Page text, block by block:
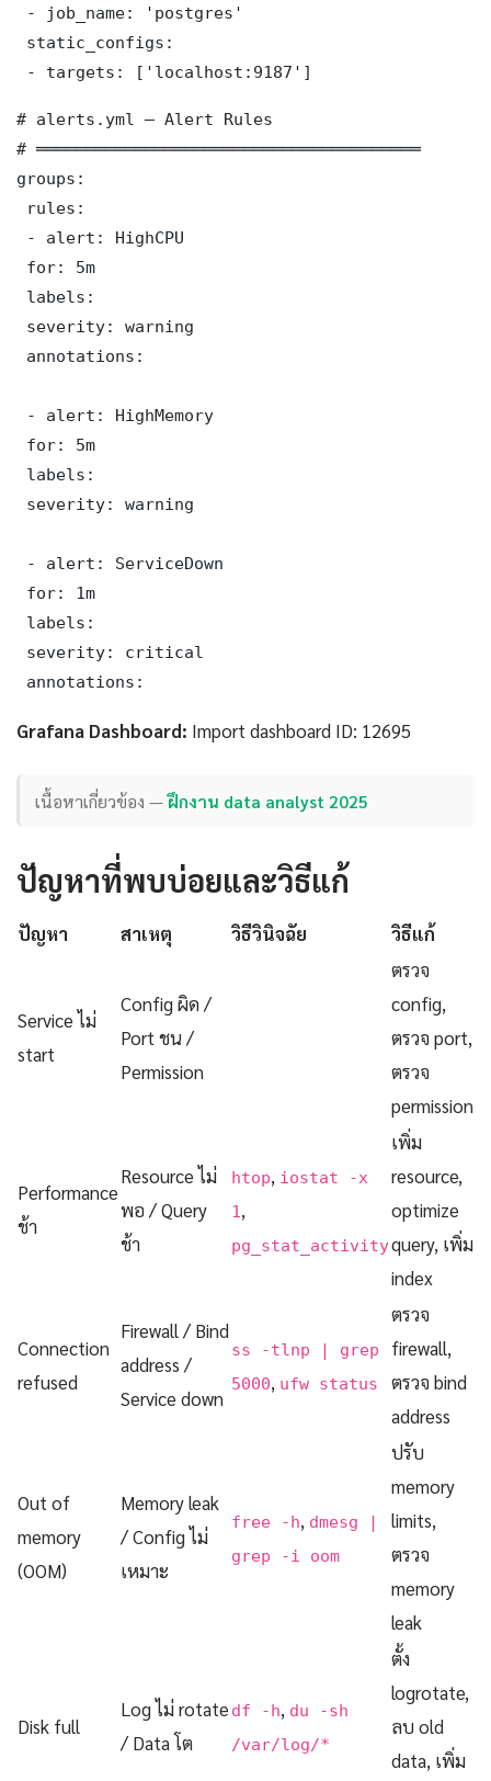
- job_name: 'postgres'
static_configs:
- targets: ['localhost:9187']
# alerts.yml — Alert Rules
# ═══════════════════════════════════════
groups:
rules:
- alert: HighCPU
for: 5m
labels:
severity: warning
annotations:
- alert: HighMemory
for: 5m
labels:
severity: warning
- alert: ServiceDown
for: 1m
labels:
severity: critical
annotations:
Grafana Dashboard: Import dashboard ID: 12695
เนื้อหาเกี่ยวข้อง —ฝึกงาน data analyst 2025
ปัญหาที่พบบ่อยและวิธีแก้
ปัญหา สาเหตุ วิธีวินิจฉัย วิธีแก้
Service ไม่
start
Config ผิด /
Port ชน /
Permission
ตรวจ
config,
ตรวจ port,
ตรวจ
permission
Performance
ช้า
Resource ไม่
พอ / Query
ช้า
htop, iostat -x
1 ,
pg_stat_activity
เพิ่ม
resource,
optimize
query, เพิ่ม
index
Connection
refused
Firewall / Bind
address /
Service down
ss -tlnp | grep
5000, ufw status
ตรวจ
firewall,
ตรวจ bind
address
Out of
memory
(OOM)
Memory leak
/ Config ไม่
เหมาะ
free -h, dmesg |
grep -i oom
ปรับ
memory
limits,
ตรวจ
memory
leak
Disk full
Log ไม่ rotate
/ Data โต
df -h, du -sh
/var/log/*
ตั้ง
logrotate,
ลบ old
data, เพิ่ม